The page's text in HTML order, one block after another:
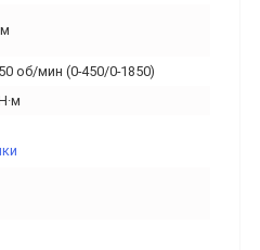
об/мин (0-450/0-1850)